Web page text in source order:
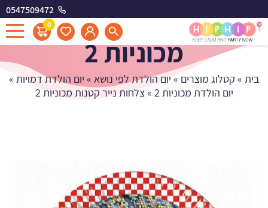
0547509472
0
צלחות נייר קטנות
מכוניות 2
בית » קטלוג מוצרים » יום הולדת לפי נושא » יום הולדת דמויות »
יום הולדת מכוניות 2
»צלחות נייר קטנות מכוניות 2